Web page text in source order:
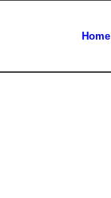
Home